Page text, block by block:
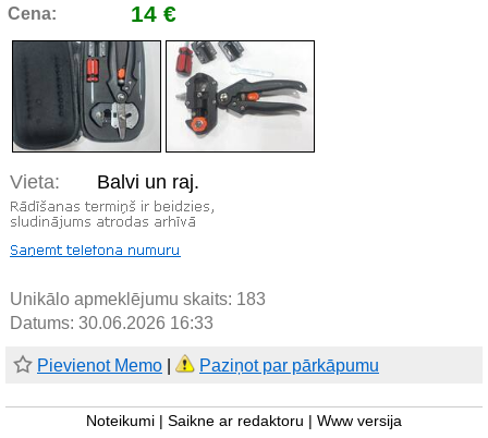
Cena: 14 €
Vieta: Balvi un raj.
Unikālo apmeklējumu skaits: 183
Datums: 30.06.2026 16:33
Pievienot Memo Paziņot par pārkāpumu
Noteikumi Saikne ar redaktoru Www versija